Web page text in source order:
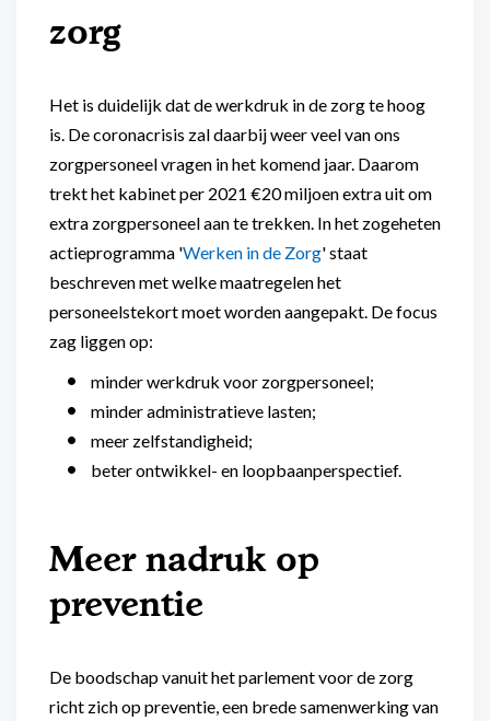
zorg
Het is duidelijk dat de werkdruk in de zorg te hoog
is. De coronacrisis zal daarbij weer veel van ons
zorgpersoneel vragen in het komend jaar. Daarom
trekt het kabinet per 2021 €20 miljoen extra uit om
extra zorgpersoneel aan te trekken. In het zogeheten
actieprogramma 'Werken in de Zorg' staat
beschreven met welke maatregelen het
personeelstekort moet worden aangepakt. De focus
zag liggen op:
minder werkdruk voor zorgpersoneel;
minder administratieve lasten;
meer zelfstandigheid;
beter ontwikkel- en loopbaanperspectief.
Meer nadruk op
preventie
De boodschap vanuit het parlement voor de zorg
richt zich op preventie, een brede samenwerking van